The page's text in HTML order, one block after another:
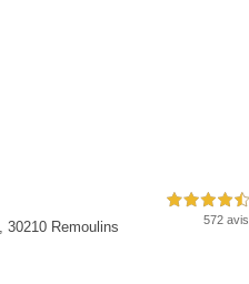
30210 Remoulins
4,5 étoiles sur 5
572 avis